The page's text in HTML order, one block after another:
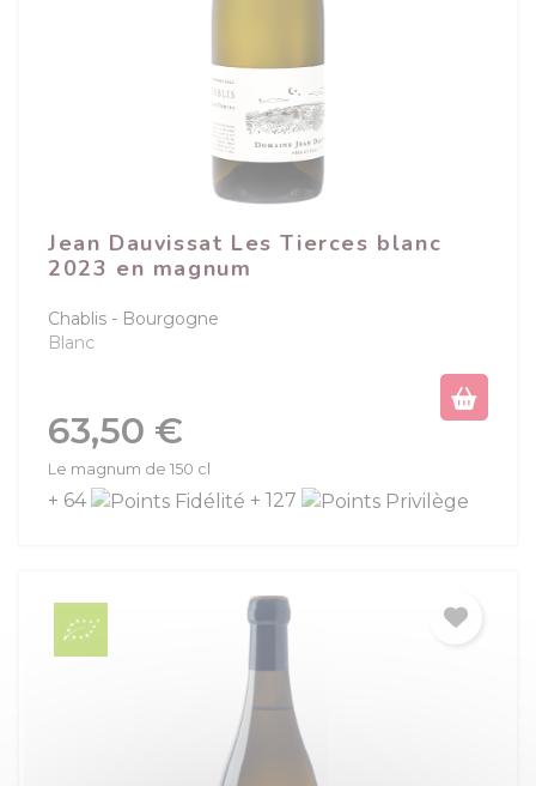
Jean Dauvissat Les Tierces blanc
2023 en magnum
Chablis
Bourgogne
Blanc
Prix
63,50 €
Le magnum de 150 cl
+ 64 + 127